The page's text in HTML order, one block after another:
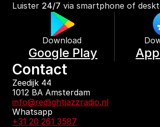
Luister 24/7 via smartphone of
Download
Google Play
Contact
Zeedijk 44
1012 BA Amsterdam
info@redlightjazzradio.nl
Whatsapp
+31 20 261 3587